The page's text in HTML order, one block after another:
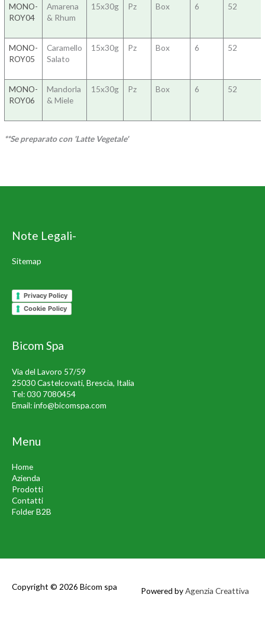
MONO-
ROY04
Amarena
& Rhum
15x30g Pz Box 6 52
MONO-
ROY05
Caramello
Salato
15x30g Pz Box 6 52
MONO-
ROY06
Mandorla
& Miele
15x30g Pz Box 6 52
**Se preparato con 'Latte Vegetale'
Note Legali-
Sitemap
Privacy Policy
Cookie Policy
Bicom Spa
Via del Lavoro 57/59
25030 Castelcovati, Brescia, Italia
Tel:030 7080454
Email:info@bicomspa.com
Menu
Home
Azienda
Prodotti
Contatti
Folder B2B
Copyright © 2026 Bicom spa Powered byAgenzia Creattiva